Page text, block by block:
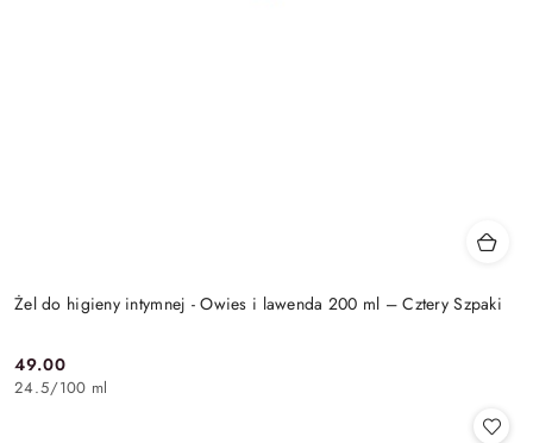
Żel do higieny intymnej - Owies i lawenda 200 ml – Cztery Szpaki
Cena:
49.00
24.5/100 ml